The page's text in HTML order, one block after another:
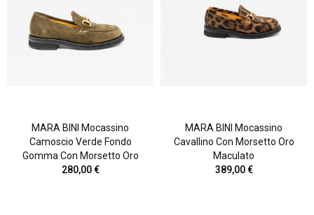
MARA BINI Mocassino
Camoscio Verde Fondo
Gomma Con Morsetto Oro
280,00 €
MARA BINI Mocassino
Cavallino Con Morsetto Oro
Maculato
389,00 €